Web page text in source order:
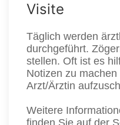
Visite
Täglich werden
durchgeführt.
stellen. Oft ist es
Notizen zu
Arzt/Ärztin
Weitere
finden Sie auf der